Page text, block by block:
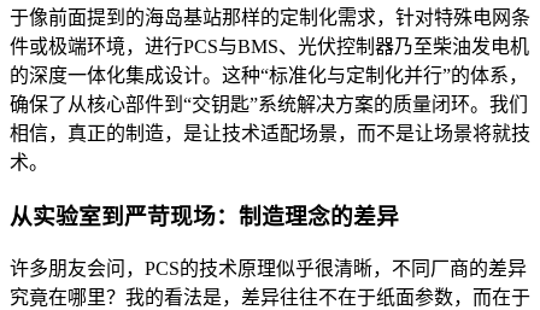
于像前面提到的海岛基站那样的定制化需求，针对特殊电网条
件或极端环境，进行PCS与BMS、光伏控制器乃至柴油发电机
的深度一体化集成设计。这种“标准化与定制化并行”的体系，
确保了从核心部件到“交钥匙”系统解决方案的质量闭环。我们
相信，真正的制造，是让技术适配场景，而不是让场景将就技
术。
从实验室到严苛现场：制造理念的差异
许多朋友会问，PCS的技术原理似乎很清晰，不同厂商的差异
究竟在哪里？我的看法是，差异往往不在于纸面参数，而在于